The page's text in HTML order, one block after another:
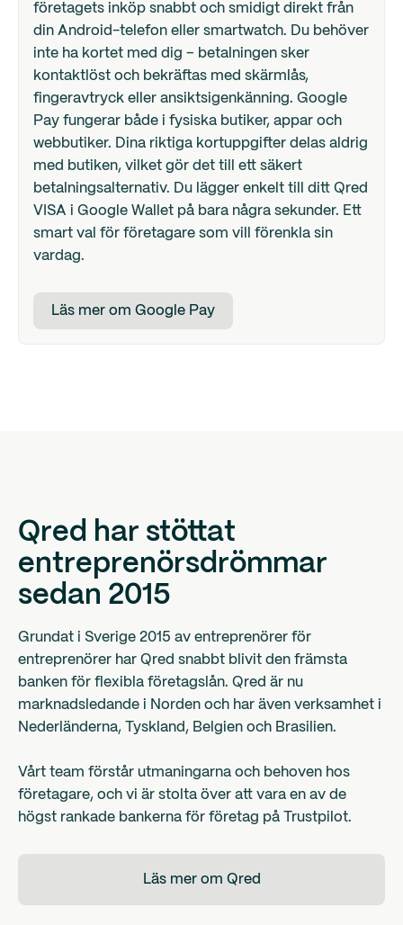
företagets inköp snabbt och smidigt direkt från
din Android-telefon eller smartwatch. Du behöver
inte ha kortet med dig – betalningen sker
kontaktlöst och bekräftas med skärmlås,
fingeravtryck eller ansiktsigenkänning. Google
Pay fungerar både i fysiska butiker, appar och
webbutiker. Dina riktiga kortuppgifter delas aldrig
med butiken, vilket gör det till ett säkert
betalningsalternativ. Du lägger enkelt till ditt Qred
VISA i Google Wallet på bara några sekunder. Ett
smart val för företagare som vill förenkla sin
vardag.
Läs mer om Google Pay
Qred har stöttat
entreprenörsdrömmar
sedan 2015
Grundat i Sverige 2015 av entreprenörer för
entreprenörer har Qred snabbt blivit den främsta
banken för flexibla företagslån. Qred är nu
marknadsledande i Norden och har även verksamhet i
Nederländerna, Tyskland, Belgien och Brasilien.
Vårt team förstår utmaningarna och behoven hos
företagare, och vi är stolta över att vara en av de
högst rankade bankerna för företag på Trustpilot.
Läs mer om Qred